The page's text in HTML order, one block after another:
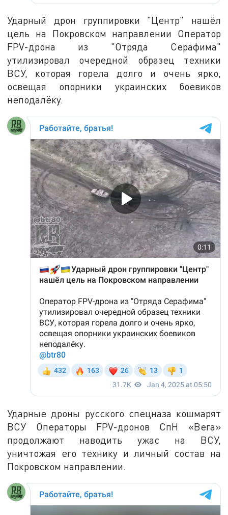
Ударный дрон группировки "Центр" нашёл
цель на Покровском направлении Оператор
FPV-дрона из "Отряда Серафима"
утилизировал очередной образец техники
ВСУ, которая горела долго и очень ярко,
освещая опорники украинских боевиков
неподалёку.
Ударные дроны русского спецназа кошмарят
ВСУ Операторы FPV-дронов СпН «Вега»
продолжают наводить ужас на ВСУ,
уничтожая его технику и личный состав на
Покровском направлении.